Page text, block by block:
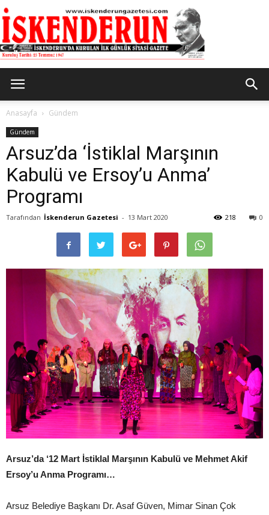
Gazetesi
Anasayfa Gündem
Gündem
Arsuz’da ‘İstiklal Marşının
Kabulü ve Ersoy’u Anma’
Programı
Tarafından İskenderun Gazetesi - 13 Mart 2020 0
218
Arsuz’da ‘12 Mart İstiklal Marşının Kabulü ve Mehmet Akif
Ersoy’u Anma Programı…
Arsuz Belediye Başkanı Dr. Asaf Güven, Mimar Sinan Çok